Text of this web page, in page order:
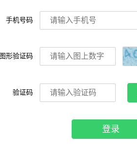
手机号码
图形验证码
验证码
登录